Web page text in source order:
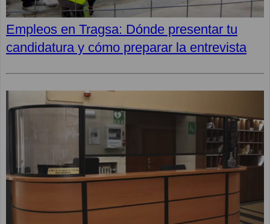
Empleos en Tragsa: Dónde presentar tu
candidatura y cómo preparar la entrevista